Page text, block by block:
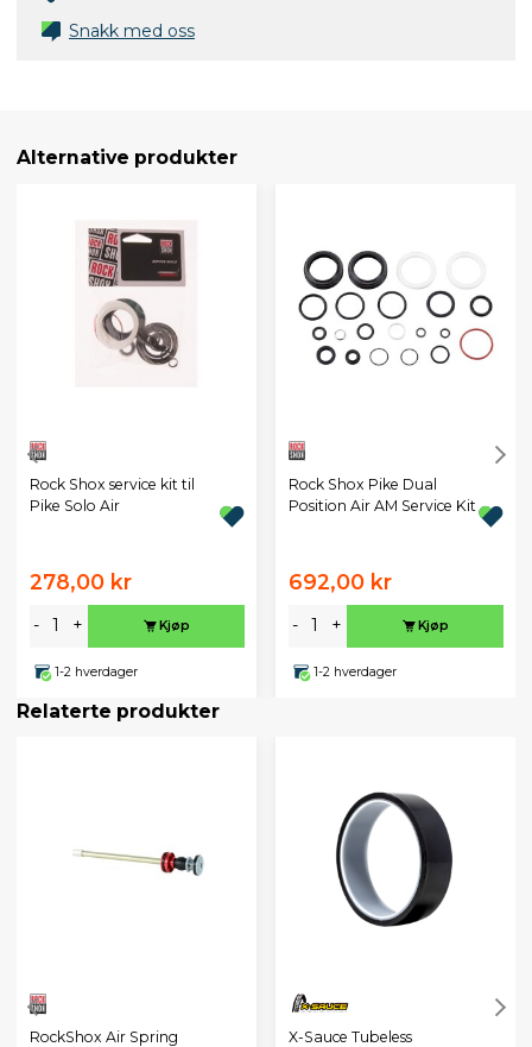
Snakk med oss
Alternative produkter
Rock Shox service kit til
Pike Solo Air
278,00 kr
- + Kjøp
1-2 hverdager
Rock Shox Pike Dual
Position Air AM Service Kit
692,00 kr
- + Kjøp
1-2 hverdager
Relaterte produkter
RockShox Air Spring
X-Sauce Tubeless